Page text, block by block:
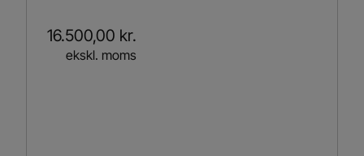
16.500,00 kr.
ekskl. moms